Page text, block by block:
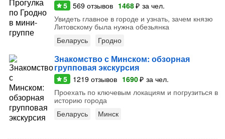
5 569 отзывов 1468₽ за чел.
Увидеть главное в городе и узнать, зачем князю
Литовскому была нужна обезьянка
Беларусь
Гродно
Знакомство с Минском: обзорная
групповая экскурсия
5 1219 отзывов 1690₽ за чел.
Проехать по ключевым локациям и погрузиться в
историю города
Беларусь
Минск